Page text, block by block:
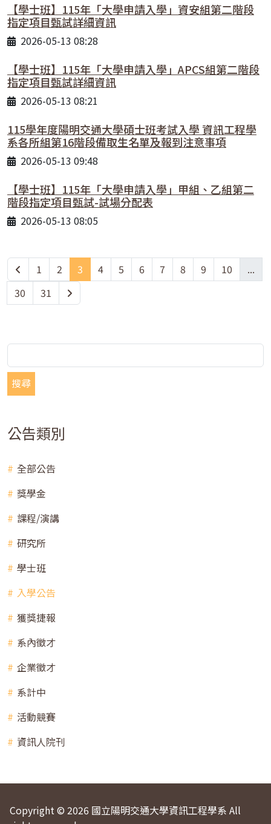
【學士班】115年「大學申請入學」資安組第二階段
指定項目甄試詳細資訊
2026-05-13 08:28
【學士班】115年「大學申請入學」APCS組第二階段
指定項目甄試詳細資訊
2026-05-13 08:21
115學年度陽明交通大學碩士班考試入學 資訊工程學
系各所組第16階段備取生名單及報到注意事項
2026-05-13 09:48
【學士班】115年「大學申請入學」甲組、乙組第二
階段指定項目甄試-試場分配表
2026-05-13 08:05
1 2 3 4 5 6 7 8 9 10
...
30
31
搜尋
公告類別
全部公告
獎學金
課程/演講
研究所
學士班
入學公告
獲獎捷報
系內徵才
企業徵才
系計中
活動競賽
資訊人院刊
Copyright © 2026 國立陽明交通大學資訊工程學系 All